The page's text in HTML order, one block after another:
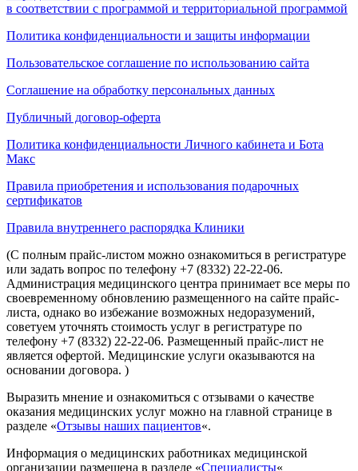
в соответствии с программой и территориальной программой
Политика конфиденциальности и защиты информации
Пользовательское соглашение по использованию сайта
Соглашение на обработку персональных данных
Публичный договор-оферта
Политика конфиденциальности Личного кабинета и Бота
Макс
Правила приобретения и использования подарочных
сертификатов
Правила внутреннего распорядка Клиники
(С полным прайс-листом можно ознакомиться в регистратуре
или задать вопрос по телефону +7 (8332) 22-22-06.
Администрация медицинского центра принимает все меры по
своевременному обновлению размещенного на сайте прайс-
листа, однако во избежание возможных недоразумений,
советуем уточнять стоимость услуг в регистратуре по
телефону +7 (8332) 22-22-06. Размещенный прайс-лист не
является офертой. Медицинские услуги оказываются на
основании договора. )
Выразить мнение и ознакомиться с отзывами о качестве
оказания медицинских услуг можно на главной странице в
разделе «Отзывы наших пациентов«.
Информация о медицинских работниках медицинской
организации размещена в разделе «Специалисты«